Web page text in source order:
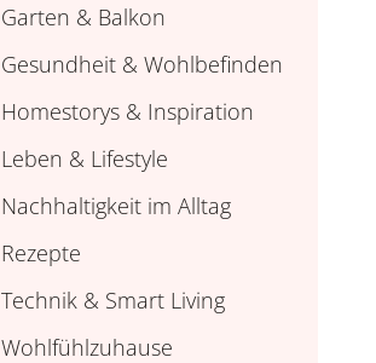
Garten & Balkon
Gesundheit & Wohlbefinden
Homestorys & Inspiration
Leben & Lifestyle
Nachhaltigkeit im Alltag
Rezepte
Technik & Smart Living
Wohlfühlzuhause